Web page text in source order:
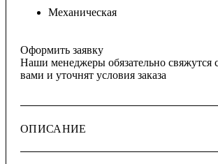
Механическая
Оформить заявку
Наши менеджеры обязательно свяжутся
вами и уточнят условия заказа
ОПИСАНИЕ